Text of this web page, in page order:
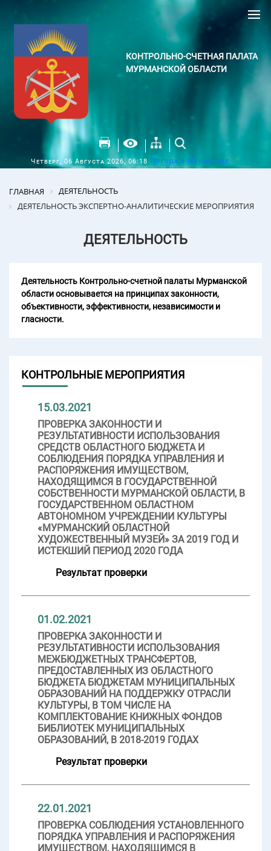
КОНТРОЛЬНО-СЧЕТНАЯ ПАЛАТА
МУРМАНСКОЙ ОБЛАСТИ
Четверг, 06 Августа 2026, 06:18 Погода в Мурманске
ГЛАВНАЯ
ДЕЯТЕЛЬНОСТЬ
ДЕЯТЕЛЬНОСТЬ ЭКСПЕРТНО-АНАЛИТИЧЕСКИЕ МЕРОПРИЯТИЯ
ДЕЯТЕЛЬНОСТЬ
Деятельность Контрольно-счетной палаты Мурманской
области основывается на принципах законности,
объективности, эффективности, независимости и
гласности.
КОНТРОЛЬНЫЕ МЕРОПРИЯТИЯ
15.03.2021
ПРОВЕРКА ЗАКОННОСТИ И
РЕЗУЛЬТАТИВНОСТИ ИСПОЛЬЗОВАНИЯ
СРЕДСТВ ОБЛАСТНОГО БЮДЖЕТА И
СОБЛЮДЕНИЯ ПОРЯДКА УПРАВЛЕНИЯ И
РАСПОРЯЖЕНИЯ ИМУЩЕСТВОМ,
НАХОДЯЩИМСЯ В ГОСУДАРСТВЕННОЙ
СОБСТВЕННОСТИ МУРМАНСКОЙ ОБЛАСТИ, В
ГОСУДАРСТВЕННОМ ОБЛАСТНОМ
АВТОНОМНОМ УЧРЕЖДЕНИИ КУЛЬТУРЫ
«МУРМАНСКИЙ ОБЛАСТНОЙ
ХУДОЖЕСТВЕННЫЙ МУЗЕЙ» ЗА 2019 ГОД И
ИСТЕКШИЙ ПЕРИОД 2020 ГОДА
Результат проверки
01.02.2021
ПРОВЕРКА ЗАКОННОСТИ И
РЕЗУЛЬТАТИВНОСТИ ИСПОЛЬЗОВАНИЯ
МЕЖБЮДЖЕТНЫХ ТРАНСФЕРТОВ,
ПРЕДОСТАВЛЕННЫХ ИЗ ОБЛАСТНОГО
БЮДЖЕТА БЮДЖЕТАМ МУНИЦИПАЛЬНЫХ
ОБРАЗОВАНИЙ НА ПОДДЕРЖКУ ОТРАСЛИ
КУЛЬТУРЫ, В ТОМ ЧИСЛЕ НА
КОМПЛЕКТОВАНИЕ КНИЖНЫХ ФОНДОВ
БИБЛИОТЕК МУНИЦИПАЛЬНЫХ
ОБРАЗОВАНИЙ, В 2018-2019 ГОДАХ
Результат проверки
22.01.2021
ПРОВЕРКА СОБЛЮДЕНИЯ УСТАНОВЛЕННОГО
ПОРЯДКА УПРАВЛЕНИЯ И РАСПОРЯЖЕНИЯ
ИМУЩЕСТВОМ, НАХОДЯЩИМСЯ В